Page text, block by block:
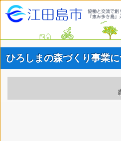
ひろしまの森づくり事業